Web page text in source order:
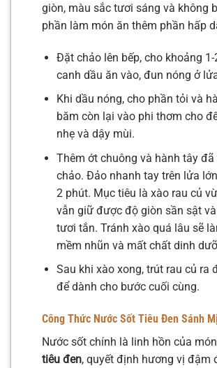
giòn, màu sắc tươi sáng và không
phần làm món ăn thêm phần hấp
Đặt chảo lên bếp, cho khoảng
canh dầu ăn vào, đun nóng ở
Khi dầu nóng, cho phần tỏi và
băm còn lại vào phi thơm cho
nhẹ và dậy mùi.
Thêm ớt chuông và hành tây
chảo. Đảo nhanh tay trên lửa
2 phút. Mục tiêu là xào rau củ
vẫn giữ được độ giòn sần sật
tươi tắn. Tránh xào quá lâu sẽ
mềm nhũn và mất chất dinh
Sau khi xào xong, trút rau củ ra
để dành cho bước cuối cùng.
Công Thức Nước Sốt Tiêu Đen Sánh
Nước sốt chính là linh hồn của món
tiêu đen, quyết định hương vị đậm